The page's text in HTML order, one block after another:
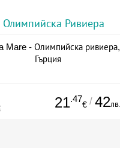
Олимпийска Ривиера
Mare - Олимпийска ривиера,
Гърция
21.47
€ / 42лв.